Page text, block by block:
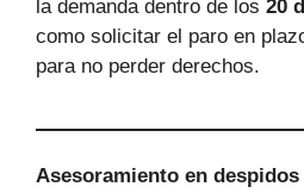
la demanda dentro de los 20
como solicitar el paro en
para no perder derechos.
Asesoramiento en